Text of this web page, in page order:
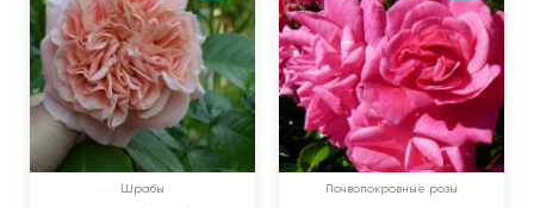
Шрабы Почвопокровные розы